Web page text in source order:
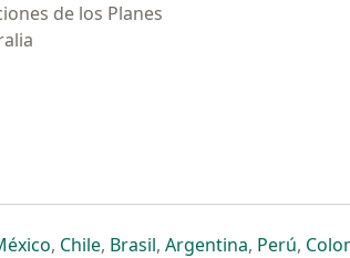
de los Planes
pestaña
nueva pestaña
abre en una nueva pestaña
se abre en una nueva pestaña
, Chilese abre en una nueva pestaña
, Brasilse abre en una nueva
, Argentinase abre en
, Perúse
,